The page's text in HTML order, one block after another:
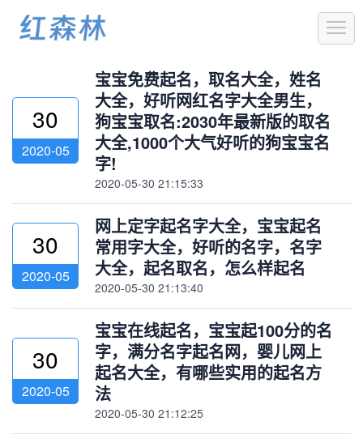
30
2020-05
宝宝免费起名，取名大全，姓名
大全，好听网红名字大全男生，
狗宝宝取名:2030年最新版的取名
大全,1000个大气好听的狗宝宝名
字!
2020-05-30 21:15:33
30
2020-05
网上定字起名字大全，宝宝起名
常用字大全，好听的名字，名字
大全，起名取名，怎么样起名
2020-05-30 21:13:40
30
2020-05
宝宝在线起名，宝宝起100分的名
字，满分名字起名网，婴儿网上
起名大全，有哪些实用的起名方
法
2020-05-30 21:12:25